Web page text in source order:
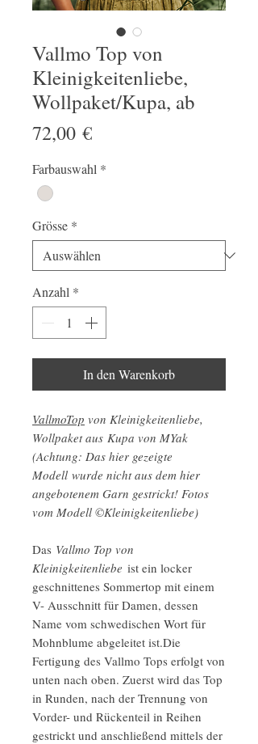
Vallmo Top von
Kleinigkeitenliebe,
Wollpaket/Kupa, ab
72,00 €Preis
Farbauswahl *
Grösse *
Anzahl *
In den Warenkorb
VallmoTop von Kleinigkeitenliebe,
Wollpaket aus Kupa von MYak
(Achtung: Das hier gezeigte
Modell wurde nicht aus dem hier
angebotenem Garn gestrickt! Fotos
vom Modell ©Kleinigkeitenliebe)
Das Vallmo Top von
Kleinigkeitenliebe ist ein locker
geschnittenes Sommertop mit einem
V- Ausschnitt für Damen, dessen
Name vom schwedischen Wort für
Mohnblume abgeleitet ist.Die
Fertigung des Vallmo Tops erfolgt von
unten nach oben. Zuerst wird das Top
in Runden, nach der Trennung von
Vorder- und Rückenteil in Reihen
gestrickt und anschließend mittels der